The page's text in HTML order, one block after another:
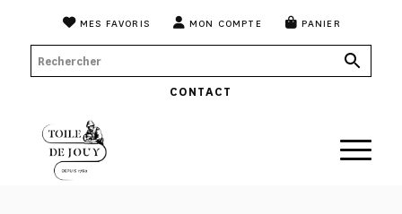
MES FAVORIS MON COMPTE PANIER
CONTACT